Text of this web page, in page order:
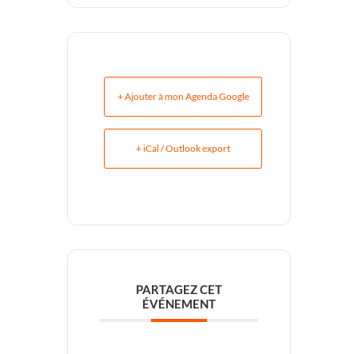
+ Ajouter à mon Agenda Google
+ iCal / Outlook export
PARTAGEZ CET
ÉVÉNEMENT